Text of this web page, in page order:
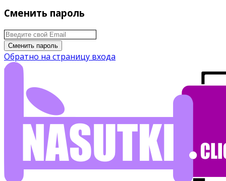
Сменить пароль
Сменить пароль
Обратно на страницу входа